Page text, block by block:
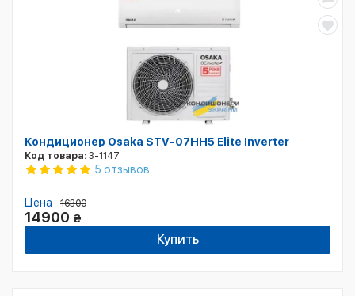
Кондиционер Osaka STV-07HH5 Elite Inverter
Код товара: 3-1147
5 отзывов
Цена 16300
14900 ₴
Купить